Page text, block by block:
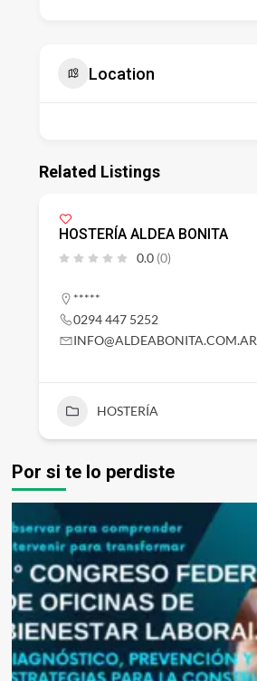
Location
Related Listings
HOSTERÍA ALDEA BONITA
0.0 (0)
*****
0294 447 5252
INFO@ALDEABONITA.COM.AR
HOSTERÍA
Por si te lo perdiste